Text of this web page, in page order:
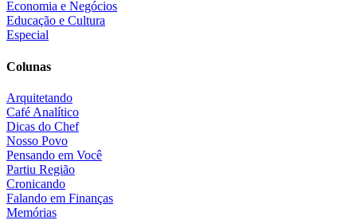
Economia e Negócios
Educação e Cultura
Especial
Colunas
Arquitetando
Café Analítico
Dicas do Chef
Nosso Povo
Pensando em Você
Partiu Região
Cronicando
Falando em Finanças
Memórias